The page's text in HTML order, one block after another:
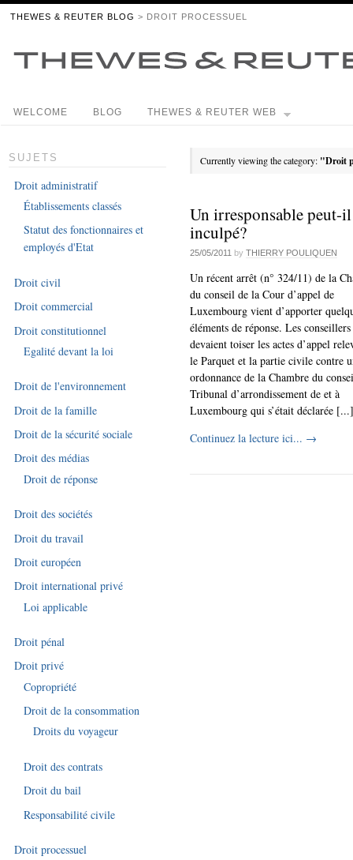
THEWES & REUTER BLOG > DROIT PROCESSUEL
WELCOME BLOG THEWES & REUTER WEB
Currently viewing the category: "Droit
Un irresponsable peut-
inculpé?
25/05/2011 by THIERRY POULIQUEN
Un récent arrêt (n° 324/11) de la
du conseil de la Cour d’appel de
Luxembourg vient d’apporter
éléments de réponse. Les conseillers
devaient toiser les actes d’appel
le Parquet et la partie civile contre
ordonnance de la Chambre du
Tribunal d’arrondissement de et à
Luxembourg qui s’était déclarée [...]
Continuez la lecture ici... →
SUJETS
Droit administratif
Établissements classés
Statut des fonctionnaires et
employés d'Etat
Droit civil
Droit commercial
Droit constitutionnel
Egalité devant la loi
Droit de l'environnement
Droit de la famille
Droit de la sécurité sociale
Droit des médias
Droit de réponse
Droit des sociétés
Droit du travail
Droit européen
Droit international privé
Loi applicable
Droit pénal
Droit privé
Copropriété
Droit de la consommation
Droits du voyageur
Droit des contrats
Droit du bail
Responsabilité civile
Droit processuel